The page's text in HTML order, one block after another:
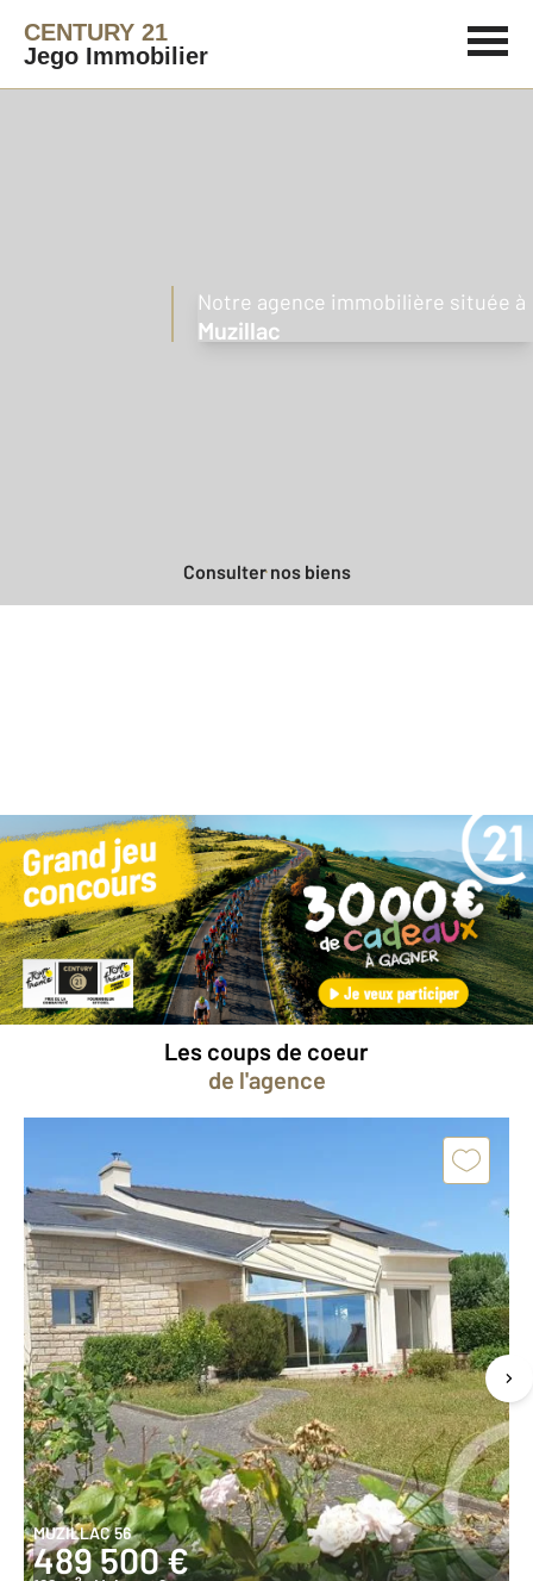
CENTURY 21
Jego Immobilier
Notre agence immobilière située à
Muzillac
Consulter nos biens
Besoin d'une estimation
gratuitepour votre bien ?
Prendre rendez-vous avec un professionnel
Les coups de coeur
de l'agence
MUZILLAC 56
489 500 €